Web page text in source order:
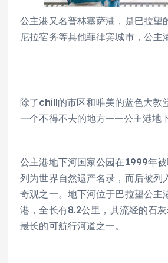
公主港又名普林塞萨港，是巴拉望
尼拉宿务等其他菲律宾城市，公主
除了chill的市区和唯美的蓝色大教
一个不得不去的地方——公主港地
公主港地下河国家公园在1999年
列为世界自然遗产名录，而后被列
奇观之一。地下河位于巴拉望公主
港，全长有8.2公里，其流经的石
最长的可航行河道之一。